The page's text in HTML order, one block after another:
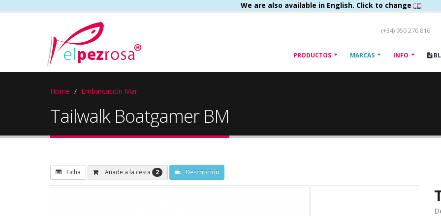
We are also available in English. Click to change
(+34) 950 270 816
PRODUCTOS MARCAS INFO
Home Embarcación Mar
Tailwalk Boatgamer BM
Ficha Añade a la cesta 2 Descripción